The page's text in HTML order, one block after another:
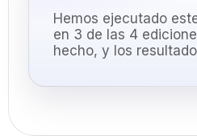
Hemos ejecutado
en 3 de las 4
hecho, y los